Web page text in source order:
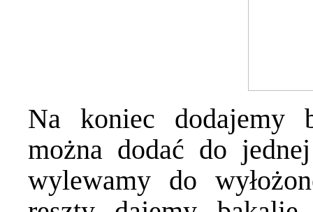
Na koniec dodajemy
można dodać do
wylewamy do